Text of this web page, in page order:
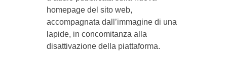
homepage del sito web,
accompagnata dall’immagine di una
lapide, in concomitanza alla
disattivazione della piattaforma.